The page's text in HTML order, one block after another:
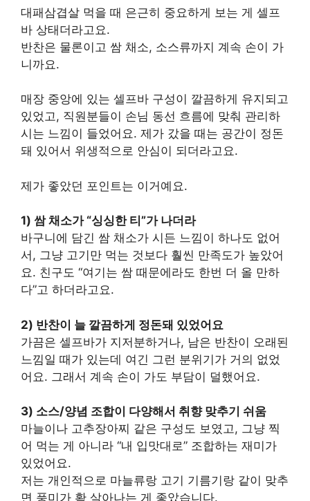
대패삼겹살 먹을 때 은근히 중요하게 보는 게 셀프
바 상태더라고요.
반찬은 물론이고 쌈 채소, 소스류까지 계속 손이 가
니까요.
매장 중앙에 있는 셀프바 구성이 깔끔하게 유지되고
있었고, 직원분들이 손님 동선 흐름에 맞춰 관리하
시는 느낌이 들었어요. 제가 갔을 때는 공간이 정돈
돼 있어서 위생적으로 안심이 되더라고요.
제가 좋았던 포인트는 이거예요.
1) 쌈 채소가 “싱싱한 티”가 나더라
바구니에 담긴 쌈 채소가 시든 느낌이 하나도 없어
서, 그냥 고기만 먹는 것보다 훨씬 만족도가 높았어
요. 친구도 “여기는 쌈 때문에라도 한번 더 올 만하
다”고 하더라고요.
2) 반찬이 늘 깔끔하게 정돈돼 있었어요
가끔은 셀프바가 지저분하거나, 남은 반찬이 오래된
느낌일 때가 있는데 여긴 그런 분위기가 거의 없었
어요. 그래서 계속 손이 가도 부담이 덜했어요.
3) 소스/양념 조합이 다양해서 취향 맞추기 쉬움
마늘이나 고추장아찌 같은 구성도 보였고, 그냥 찍
어 먹는 게 아니라 “내 입맛대로” 조합하는 재미가
있었어요.
저는 개인적으로 마늘류랑 고기 기름기랑 같이 맞추
면 풍미가 확 살아나는 게 좋았습니다.